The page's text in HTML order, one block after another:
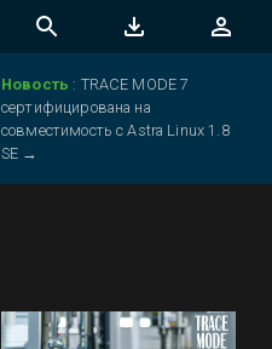
Новость : TRACE MODE 7
сертифицирована на
совместимость с Astra Linux 1.8
SE →